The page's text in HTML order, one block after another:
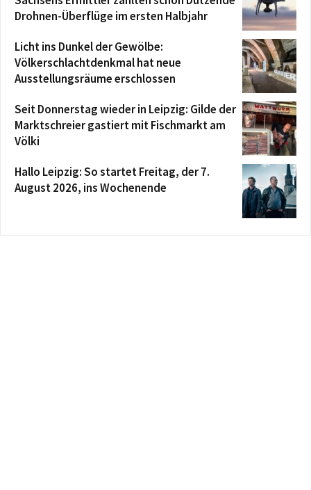
Drohnen-Überflüge im ersten Halbjahr
Licht ins Dunkel der Gewölbe:
Völkerschlachtdenkmal hat neue
Ausstellungsräume erschlossen
Seit Donnerstag wieder in Leipzig: Gilde der
Marktschreier gastiert mit Fischmarkt am
Völki
Hallo Leipzig: So startet Freitag, der 7.
August 2026, ins Wochenende